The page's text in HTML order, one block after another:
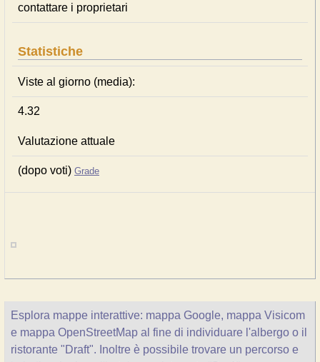
contattare i proprietari
Statistiche
Viste al giorno (media):
4.32
Valutazione attuale
(dopo voti) Grade
Esplora mappe interattive: mappa Google, mappa Visicom
e mappa OpenStreetMap al fine di individuare l'albergo o il
ristorante "Draft". Inoltre è possibile trovare un percorso e